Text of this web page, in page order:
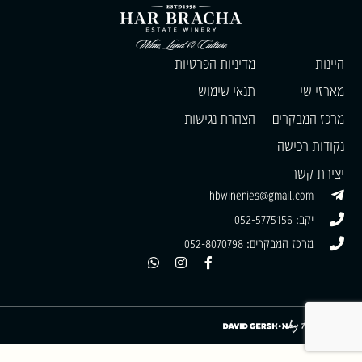
hbwineries@gmail.com
יקב: 052-5775156
מרכז המבקרים: 052-8070798
היינות
מארזי שי
מרכז המבקרים
נקודות רכישה
יצירת קשר
מדיניות הפרטיות
תנאי שימוש
הצהרת נגישות